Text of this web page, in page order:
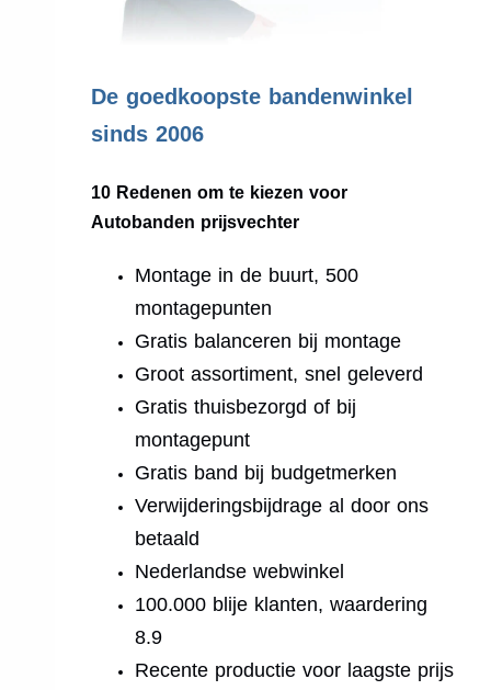
De goedkoopste bandenwinkel
sinds 2006
10 Redenen om te kiezen voor
Autobanden prijsvechter
Montage in de buurt, 500
montagepunten
Gratis balanceren bij montage
Groot assortiment, snel geleverd
Gratis thuisbezorgd of bij
montagepunt
Gratis band bij budgetmerken
Verwijderingsbijdrage al door ons
betaald
Nederlandse webwinkel
100.000 blije klanten, waardering
8.9
Recente productie voor laagste prijs